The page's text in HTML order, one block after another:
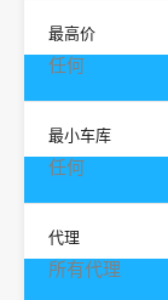
最高价
任何
最小车库
任何
代理
所有代理